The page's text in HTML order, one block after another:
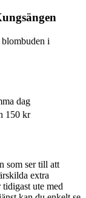
i
dag
150 kr
som ser till att
extra